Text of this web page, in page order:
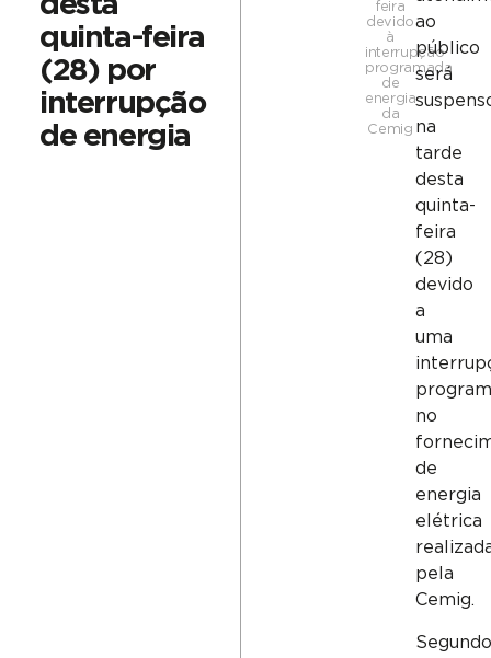
quinta-feira
(28) por
interrupção
de energia
feira
devido
à
interrupção
programada
de
energia
da
Cemig
ao
público
será
na
tarde
desta
quinta-
feira
(28)
devido
a
uma
no
de
energia
elétrica
pela
Cemig.